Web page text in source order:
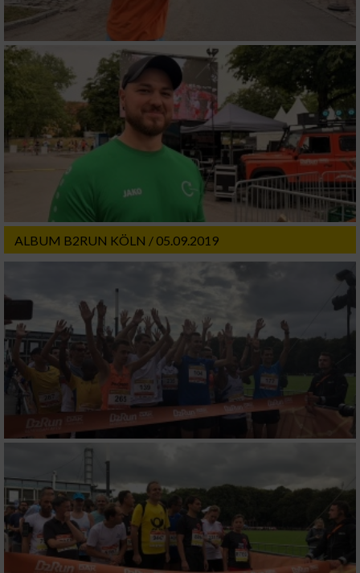
ALBUM B2RUN KÖLN / 05.09.2019